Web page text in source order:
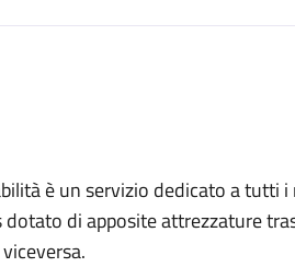
è un servizio dedicato a tutti i
di apposite attrezzature